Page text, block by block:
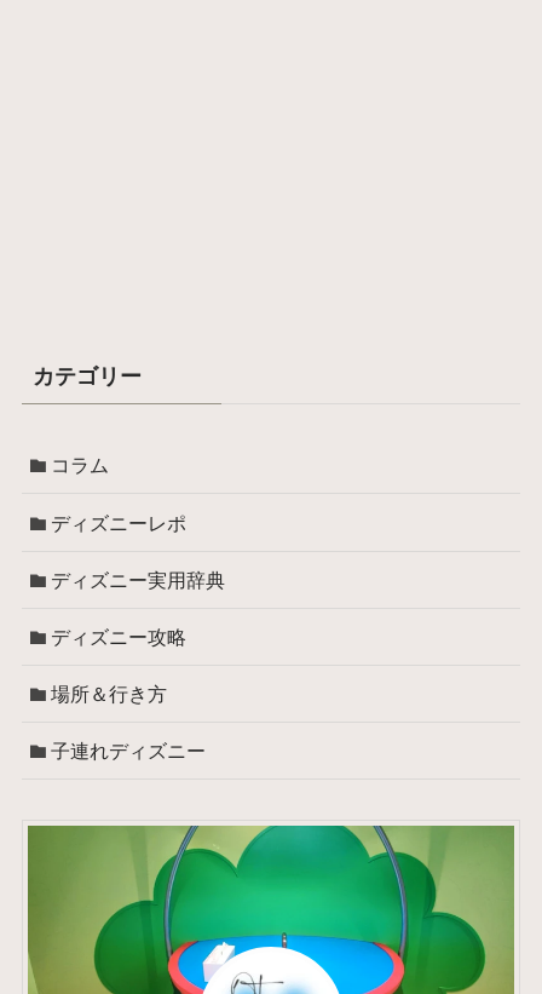
カテゴリー
コラム
ディズニーレポ
ディズニー実用辞典
ディズニー攻略
場所＆行き方
子連れディズニー